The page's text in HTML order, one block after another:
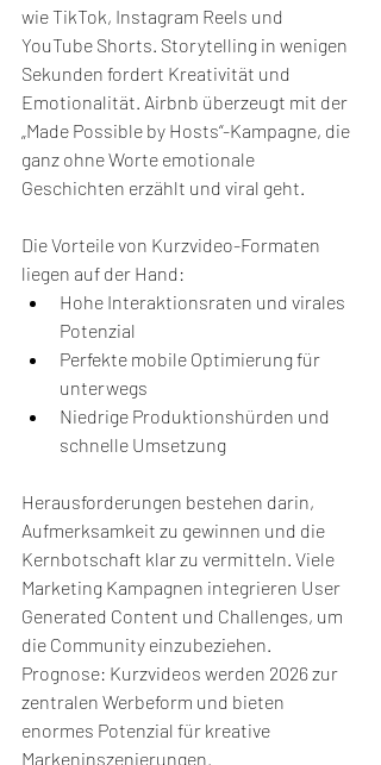
wie TikTok, Instagram Reels und
YouTube Shorts. Storytelling in wenigen
Sekunden fordert Kreativität und
Emotionalität. Airbnb überzeugt mit der
„Made Possible by Hosts“-Kampagne, die
ganz ohne Worte emotionale
Geschichten erzählt und viral geht.
Die Vorteile von Kurzvideo-Formaten
liegen auf der Hand:
Hohe Interaktionsraten und virales
Potenzial
Perfekte mobile Optimierung für
unterwegs
Niedrige Produktionshürden und
schnelle Umsetzung
Herausforderungen bestehen darin,
Aufmerksamkeit zu gewinnen und die
Kernbotschaft klar zu vermitteln. Viele
Marketing Kampagnen integrieren User
Generated Content und Challenges, um
die Community einzubeziehen.
Prognose: Kurzvideos werden 2026 zur
zentralen Werbeform und bieten
enormes Potenzial für kreative
Markeninszenierungen.